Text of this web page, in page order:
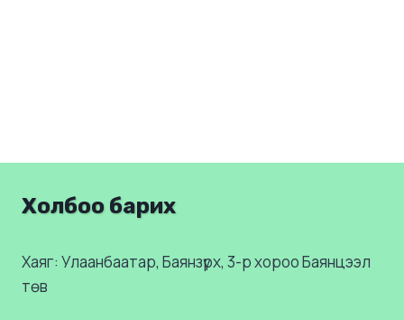
Холбоо барих
Хаяг: Улаанбаатар, Баянзүрх, 3-р хороо Баянцээл
төв